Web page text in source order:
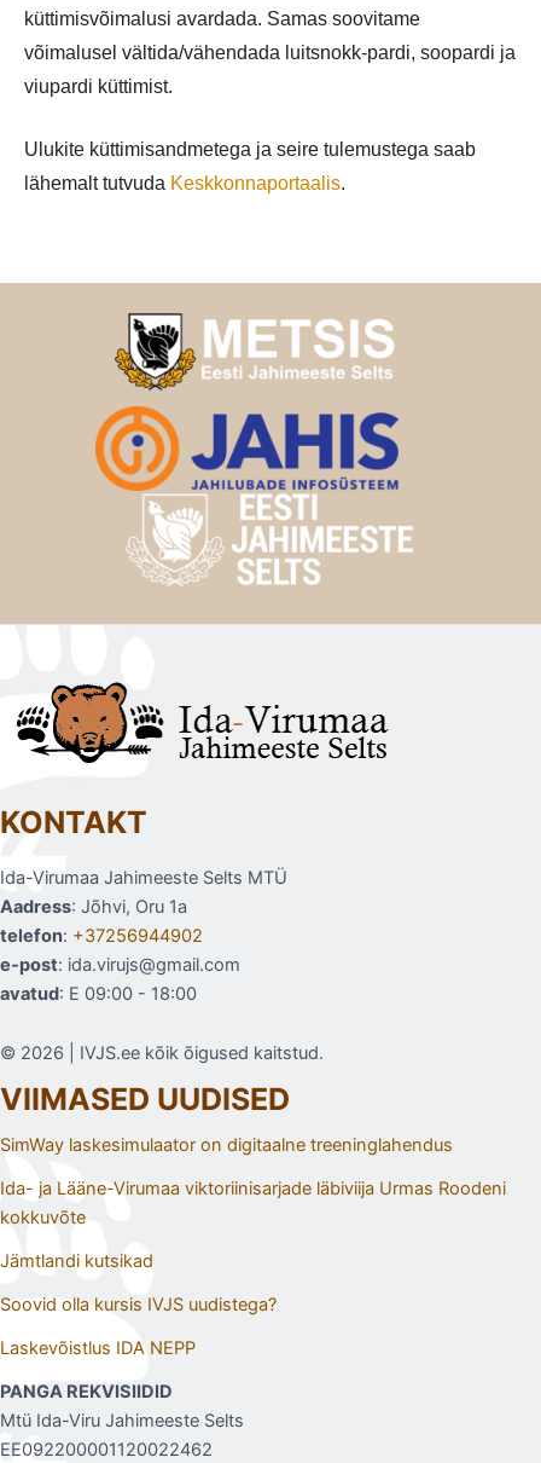
küttimisvõimalusi avardada. Samas soovitame
võimalusel vältida/vähendada luitsnokk-pardi, soopardi ja
viupardi küttimist.
Ulukite küttimisandmetega ja seire tulemustega saab
lähemalt tutvuda Keskkonnaportaalis.
KONTAKT
Ida-Virumaa Jahimeeste Selts MTÜ
Aadress: Jõhvi, Oru 1a
telefon: +37256944902
e-post: ida.virujs@gmail.com
avatud: E 09:00 - 18:00
© 2026 | IVJS.ee kõik õigused kaitstud.
VIIMASED UUDISED
SimWay laskesimulaator on digitaalne treeninglahendus
Ida- ja Lääne-Virumaa viktoriinisarjade läbiviija Urmas Roodeni
kokkuvõte
Jämtlandi kutsikad
Soovid olla kursis IVJS uudistega?
Laskevõistlus IDA NEPP
PANGA REKVISIIDID
Mtü Ida-Viru Jahimeeste Selts
EE092200001120022462